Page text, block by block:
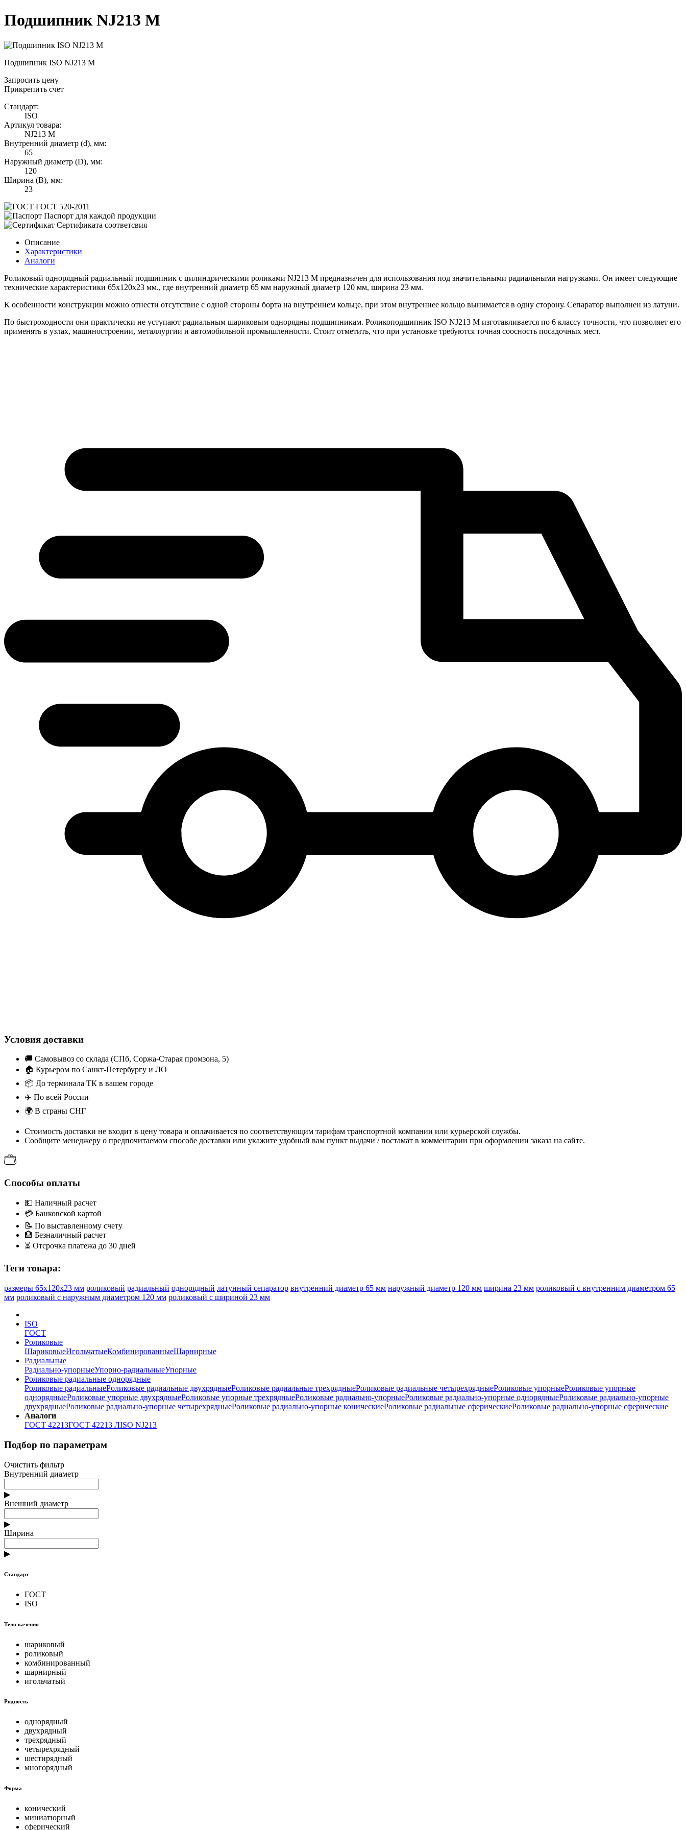
Подшипник NJ213 M
Подшипник ISO NJ213 M
Запросить цену
Прикрепить счет
Стандарт:
ISO
Артикул товара:
NJ213 M
Внутренний диаметр (d), мм:
65
Наружный диаметр (D), мм:
120
Ширина (B), мм:
23
ГОСТ 520-2011
Паспорт для каждой продукции
Сертификата соответсвия
Описание
Характеристики
Аналоги
Роликовый однорядный радиальный подшипник с цилиндрическими роликами NJ213 M предназначен для использования под значительными радиальными нагрузками. Он имеет следующие
технические характеристики 65x120x23 мм., где внутренний диаметр 65 мм наружный диаметр 120 мм, ширина 23 мм.
К особенности конструкции можно отнести отсутствие с одной стороны борта на внутреннем кольце, при этом внутреннее кольцо вынимается в одну сторону. Сепаратор выполнен из латуни.
По быстроходности они практически не уступают радиальным шариковым однорядны подшипникам. Роликоподшипник ISO NJ213 M изготавливается по 6 классу точности, что позволяет его
применять в узлах, машиностроении, металлургии и автомобильной промышленности. Стоит отметить, что при установке требуются точная соосность посадочных мест.
Условия доставки
🚚 Самовывоз со склада (СПб, Соржа-Старая промзона, 5)
🏠 Курьером по Санкт-Петербургу и ЛО
📦 До терминала ТК в вашем городе
✈️ По всей России
🌍 В страны СНГ
Стоимость доставки не входит в цену товара и оплачивается по соответствующим тарифам транспортной компании или курьерской службы.
Сообщите менеджеру о предпочитаемом способе доставки или укажите удобный вам пункт выдачи / постамат в комментарии при оформлении заказа на сайте.
Способы оплаты
💵 Наличный расчет
💳 Банковской картой
📝 По выставленному счету
🏦 Безналичный расчет
⏳ Отсрочка платежа до 30 дней
Теги товара:
размеры 65x120x23 мм роликовый радиальный однорядный латунный сепаратор внутренний диаметр 65 мм наружный диаметр 120 мм ширина 23 мм роликовый с внутренним диаметром 65
мм роликовый с наружным диаметром 120 мм роликовый с шириной 23 мм
ISO
ГОСТ
Роликовые
ШариковыеИгольчатыеКомбинированныеШарнирные
Радиальные
Радиально-упорныеУпорно-радиальныеУпорные
Роликовые радиальные однорядные
Роликовые радиальныеРоликовые радиальные двухрядныеРоликовые радиальные трехрядныеРоликовые радиальные четырехрядныеРоликовые упорныеРоликовые упорные
однорядныеРоликовые упорные двухрядныеРоликовые упорные трехрядныеРоликовые радиально-упорныеРоликовые радиально-упорные однорядныеРоликовые радиально-упорные
двухрядныеРоликовые радиально-упорные четырехрядныеРоликовые радиально-упорные коническиеРоликовые радиальные сферическиеРоликовые радиально-упорные сферические
Аналоги
ГОСТ 42213ГОСТ 42213 ЛISO NJ213
Подбор по параметрам
Очистить фильтр
Внутренний диаметр
▶
Внешний диаметр
▶
Ширина
▶
Стандарт
ГОСТ
ISO
Тело качения
шариковый
роликовый
комбинированный
шарнирный
игольчатый
Рядность
однорядный
двухрядный
трехрядный
четырехрядный
шестирядный
многорядный
Форма
конический
миниатюрный
сферический